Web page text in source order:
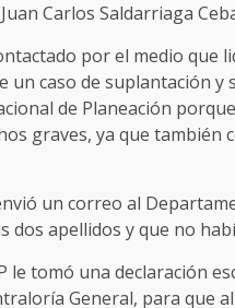
Carlos Saldarriaga
por el medio que
un caso de suplantación y
de Planeación
graves, ya que
un correo al
dos apellidos y que no
le tomó una declaración
General, para que